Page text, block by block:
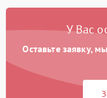
У Вас
Оставьте заявку,